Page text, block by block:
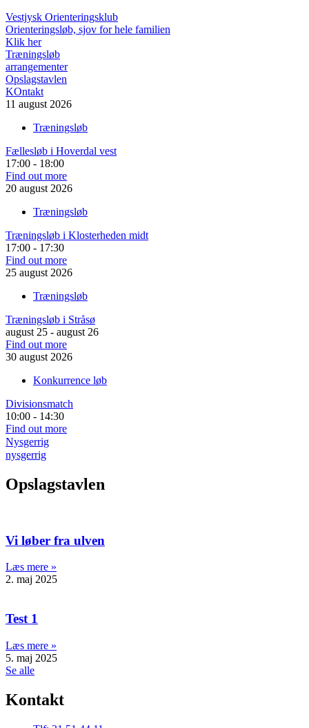
Vestjysk Orienteringsklub
Orienteringsløb, sjov for hele familien
Klik her
Træningsløb
arrangementer
Opslagstavlen
KOntakt
11 august 2026
Træningsløb
Fællesløb i Hoverdal vest
17:00 - 18:00
Find out more
20 august 2026
Træningsløb
Træningsløb i Klosterheden midt
17:00 - 17:30
Find out more
25 august 2026
Træningsløb
Træningsløb i Stråsø
august 25 - august 26
Find out more
30 august 2026
Konkurrence løb
Divisionsmatch
10:00 - 14:30
Find out more
Nysgerrig
nysgerrig
Opslagstavlen
Vi løber fra ulven
Læs mere »
2. maj 2025
Test 1
Læs mere »
5. maj 2025
Se alle
Kontakt